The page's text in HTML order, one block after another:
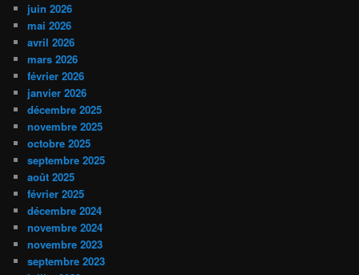
juin 2026
mai 2026
avril 2026
mars 2026
février 2026
janvier 2026
décembre 2025
novembre 2025
octobre 2025
septembre 2025
août 2025
février 2025
décembre 2024
novembre 2024
novembre 2023
septembre 2023